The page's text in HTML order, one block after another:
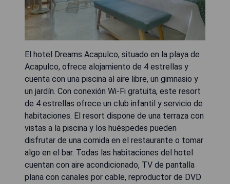
El hotel Dreams Acapulco, situado en la playa de
Acapulco, ofrece alojamiento de 4 estrellas y
cuenta con una piscina al aire libre, un gimnasio y
un jardín. Con conexión Wi-Fi gratuita, este resort
de 4 estrellas ofrece un club infantil y servicio de
habitaciones. El resort dispone de una terraza con
vistas a la piscina y los huéspedes pueden
disfrutar de una comida en el restaurante o tomar
algo en el bar. Todas las habitaciones del hotel
cuentan con aire acondicionado, TV de pantalla
plana con canales por cable, reproductor de DVD